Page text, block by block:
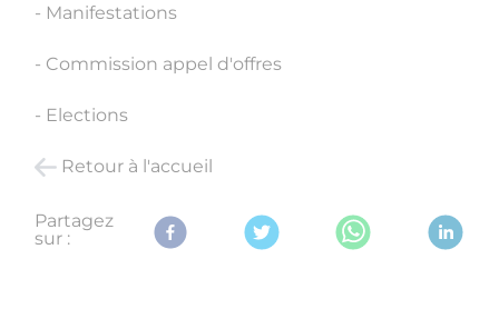
- Manifestations
- Commission appel d'offres
- Elections
Retour à l'accueil
Partagez
sur :